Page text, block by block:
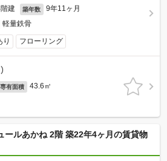
建 築年数 9年11ヶ月
軽量鉄骨
り フローリング
専有面積 43.6㎡
ールあかね 2階 築22年4ヶ月の賃貸物